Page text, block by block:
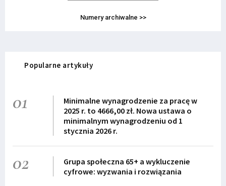
Numery archiwalne >>
Popularne artykuły
01
Minimalne wynagrodzenie za pracę w
2025 r. to 4666,00 zł. Nowa ustawa o
minimalnym wynagrodzeniu od 1
stycznia 2026 r.
02
Grupa społeczna 65+ a wykluczenie
cyfrowe: wyzwania i rozwiązania